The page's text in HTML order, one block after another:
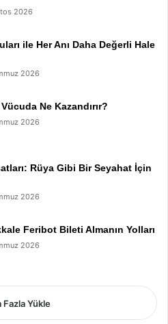
2026
ile Her Anı Daha Değerli Hale
2026
Ne Kazandırır?
2026
Rüya Gibi Bir Seyahat İçin
2026
Feribot Bileti Almanın Yolları
2026
Fazla Yükle